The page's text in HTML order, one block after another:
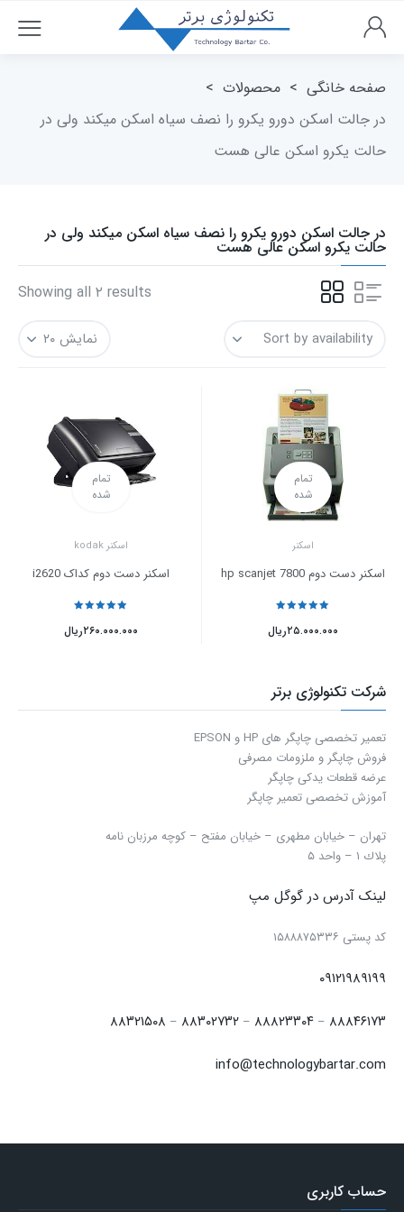
صفحه خانگی > محصولات >
در جالت اسکن دورو یکرو را نصف سیاه اسکن میکند ولی در
حالت یکرو اسکن عالی هست
در جالت اسکن دورو یکرو را نصف سیاه اسکن میکند ولی در
حالت یکرو اسکن عالی هست
Showing all ۲ results
تمام
شده
اسکنر
اسکنر دست دوم hp scanjet 7800
ریال۲۵.۰۰۰.۰۰۰
تمام
شده
اسکنر kodak
اسکنر دست دوم کداک i2620
ریال۲۶۰.۰۰۰.۰۰۰
شرکت تکنولوژی برتر
تعمیر تخصصی چاپگر های HP و EPSON
فروش چاپگر و ملزومات مصرفی
عرضه قطعات یدکی چاپگر
آموزش تخصصی تعمیر چاپگر
تهران – خیابان مطهری – خیابان مفتح – كوچه مرزبان نامه
پلاك ۱ – واحد ۵
لینک آدرس در گوگل مپ
كد پستی ۱۵۸۸۸۷۵۳۳۶
۰۹۱۲۱۹۸۹۱۹۹
۸۸۸۴۶۱۷۳ – ۸۸۸۲۳۳۰۴ – ۸۸۳۰۲۷۳۲ – ۸۸۳۲۱۵۰۸
info@technologybartar.com
حساب کاربری